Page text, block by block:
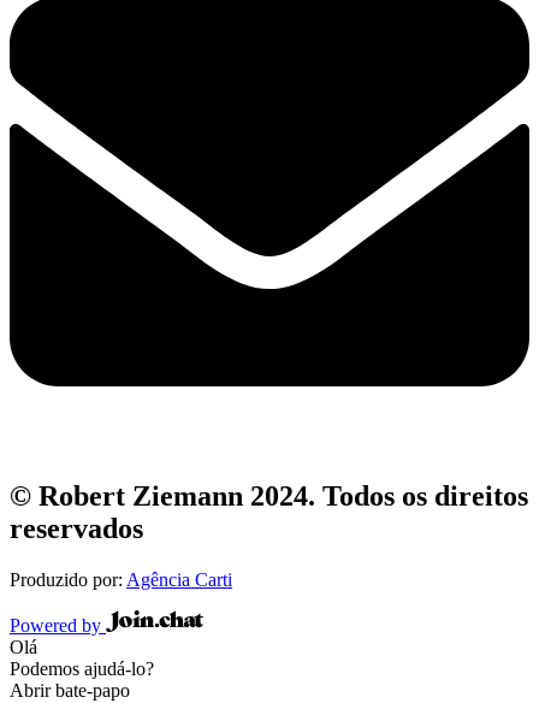
© Robert Ziemann 2024. Todos os direitos
reservados
Produzido por: Agência Carti
Powered by
Olá
Podemos ajudá-lo?
Abrir bate-papo